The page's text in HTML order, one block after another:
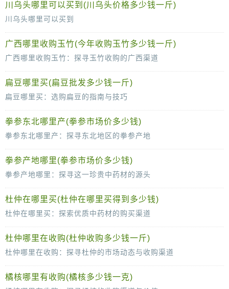
川乌头哪里可以买到(川乌头价格多少钱一斤)
川乌头哪里可以买到
广西哪里收购玉竹(今年收购玉竹多少钱一斤)
广西哪里收购玉竹：探寻玉竹收购的广西渠道
扁豆哪里买(扁豆批发多少钱一斤)
扁豆哪里买：选购扁豆的指南与技巧
拳参东北哪里产(拳参市场价多少钱)
拳参东北哪里产：探寻东北地区的拳参产地
拳参产地哪里(拳参市场价多少钱)
拳参产地哪里：探寻这一珍贵中药材的源头
杜仲在哪里买(杜仲在哪里买得到多少钱)
杜仲在哪里买：探索优质中药材的购买渠道
杜仲哪里在收购(杜仲收购多少钱一斤)
杜仲哪里在收购：探寻杜仲的市场动态与收购渠道
橘核哪里有收购(橘核多少钱一克)